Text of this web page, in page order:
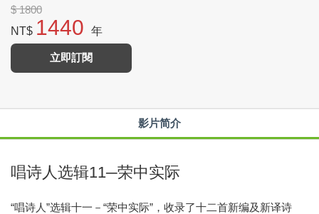
$ 1800
NT$ 1440 年
立即訂閱
影片简介
唱诗人选辑11─荣中实际
“唱诗人”选辑十一－“荣中实际”，收录了十二首新编及新译诗